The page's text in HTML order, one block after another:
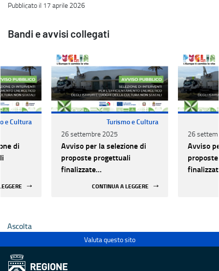
Pubblicato il 17 aprile 2026
Bandi e avvisi collegati
e Cultura
di
Turismo e Cultura
26 settembre 2025
Avviso per la selezione di
proposte progettuali
finalizzate
CONTINUA A LEGGERE
26
Avviso
Ascolta
Valuta questo sito